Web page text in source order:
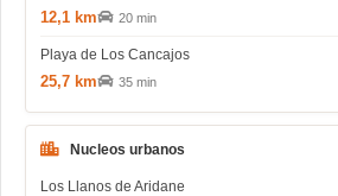
12,1 km 20 min
Playa de Los Cancajos
25,7 km 35 min
Nucleos urbanos
Los Llanos de Aridane